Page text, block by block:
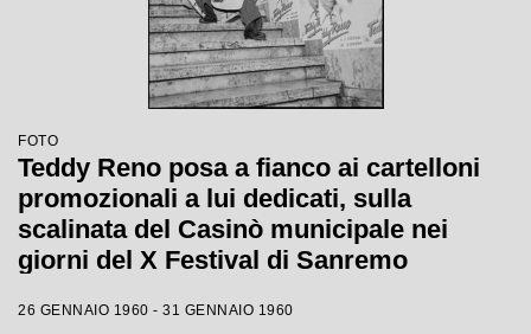
FOTO
Teddy Reno posa a fianco ai cartelloni
promozionali a lui dedicati, sulla
scalinata del Casinò municipale nei
giorni del X Festival di Sanremo
26 GENNAIO 1960 - 31 GENNAIO 1960